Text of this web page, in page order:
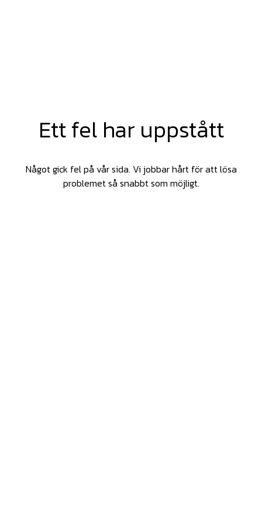
Ett fel har uppstått
Något gick fel på vår sida. Vi jobbar hårt för att lösa
problemet så snabbt som möjligt.